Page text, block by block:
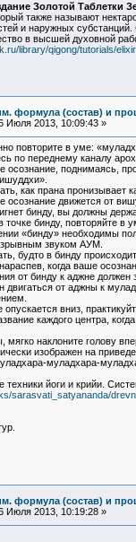
Золотой Таблетки
также называют
и наружных
в высшей духовной
library/qigong/tutorials/
формула (состав) и
Июля 2013, 10:09:43 »
повторите в уме:
по переднему каналу
осознание, поднимаясь,
как прана пронизывает
осознание движется от
бинду, вы должны
точке бинду, повторяйте в
«бинду» необходимы
звуком АУМ.
будто в бинду
когда ваше
от бинду к аджне должен
от аджны к
опускается вниз,
каждого центра,
мягко наклоните голову
изображен на
муладхара-
техники йоги и крийи.
sarasvati_satyananda/
формула (состав) и
Июля 2013, 10:19:28 »